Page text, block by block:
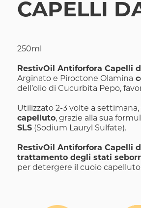
CAPELLI
250ml
RestivOil Antiforfora Capelli
Arginato e Piroctone Olamina
dell’olio di Cucurbita Pepo,
Utilizzato 2-3 volte a
capelluto, grazie alla sua
SLS (Sodium Lauryl Sulfate).
RestivOil Antiforfora Capelli
trattamento degli stati
per detergere il cuoio